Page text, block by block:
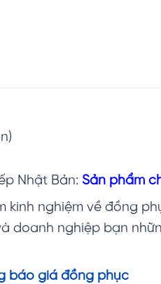
Nhật Bản: Sản phẩm
kinh nghiệm về đồng
doanh nghiệp bạn
báo giá đồng phục